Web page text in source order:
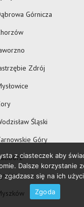
Górnicza
Zdrój
Śląski
Góry
z ciasteczek aby
Dalsze korzystanie
zgadzasz się na ich
Zgoda